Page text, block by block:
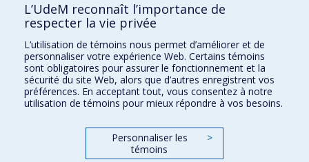
Kinésiologie et des sciences de l’activité physique
Orthophonie et audiologie
Réadaptation
Directions
DPC
CPASS
L’UdeM reconnaît l’importance de
respecter la vie privée
L’utilisation de témoins nous permet d’améliorer et de
personnaliser votre expérience Web. Certains témoins
sont obligatoires pour assurer le fonctionnement et la
sécurité du site Web, alors que d’autres enregistrent vos
préférences. En acceptant tout, vous consentez à notre
utilisation de témoins pour mieux répondre à vos besoins.
Personnaliser les
témoins
>